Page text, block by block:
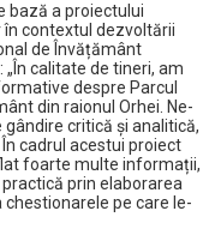
bază a proiectului
în contextul dezvoltării
de Învățământ
calitate de tineri, am
despre Parcul
din raionul Orhei. Ne-
critică și analitică,
cadrul acestui proiect
foarte multe informații,
prin elaborarea
pe care le-